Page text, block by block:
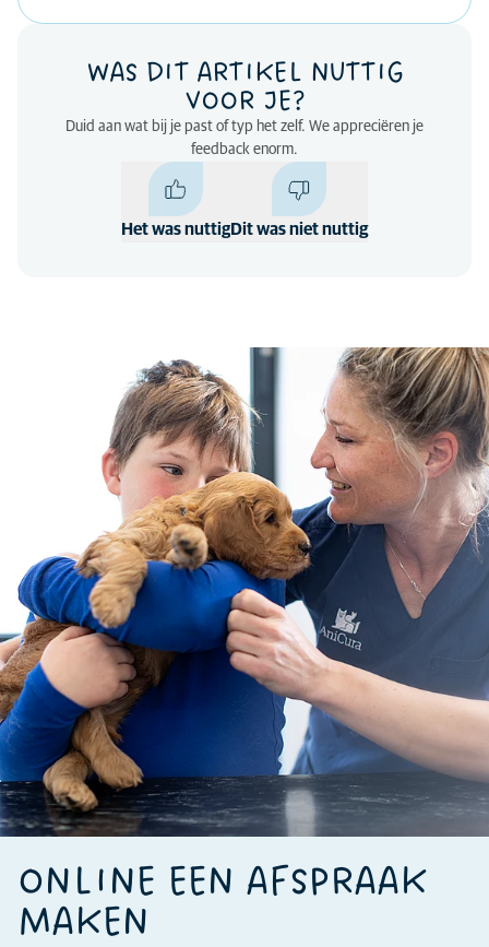
WAS DIT ARTIKEL NUTTIG
VOOR JE?
Duid aan wat bij je past of typ het zelf. We appreciëren je
feedback enorm.
Het was nuttigDit was niet nuttig
ONLINE EEN AFSPRAAK
MAKEN